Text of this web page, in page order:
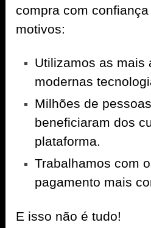
compra com
motivos:
Utilizamos as mais
modernas
Milhões de
beneficiaram dos
plataforma.
Trabalhamos com
pagamento mais
E isso não é tudo!